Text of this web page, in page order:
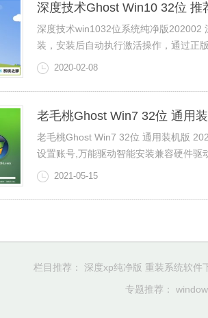
深度技术Ghost Win10 32位 推
深度技术win1032位系统纯净版202002
装，安装后自动执行激活操作，通过正
2020-02-08
老毛桃Ghost Win7 32位 通用
老毛桃Ghost Win7 32位 通用装机版
设置账号,万能驱动智能安装兼容硬件驱
2021-05-15
栏目推荐： 深度xp纯净版 重装系统软件
专题推荐：